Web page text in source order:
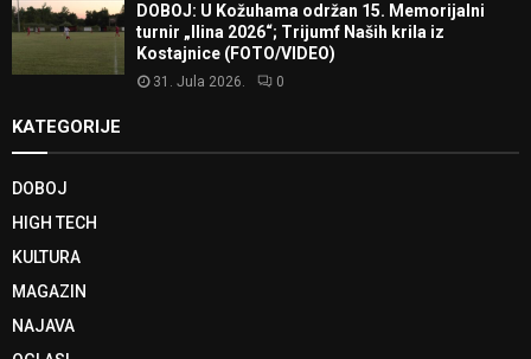
DOBOJ: U Kožuhama održan 15. Memorijalni
turnir „Ilina 2026“; Trijumf Naših krila iz
Kostajnice (FOTO/VIDEO)
31. Jula 2026. 0
KATEGORIJE
DOBOJ
HIGH TECH
KULTURA
MAGAZIN
NAJAVA